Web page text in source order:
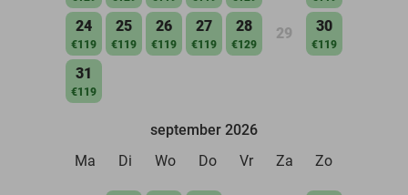
24
€119
25
€119
26
€119
27
€119
28
€129
29 30
€119
31
€119
september 2026
Ma
Di Wo Do Vr Za Zo